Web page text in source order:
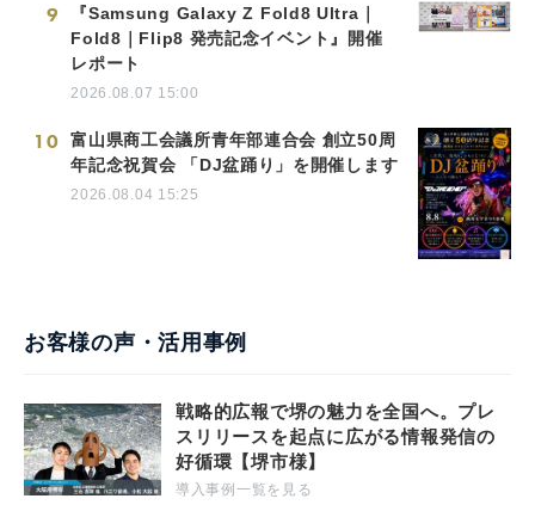
9
『Samsung Galaxy Z Fold8 Ultra｜
Fold8｜Flip8 発売記念イベント』開催
レポート
2026.08.07 15:00
10
富山県商工会議所青年部連合会 創立50周
年記念祝賀会 「DJ盆踊り」を開催します
2026.08.04 15:25
お客様の声・活用事例
戦略的広報で堺の魅力を全国へ。プレ
スリリースを起点に広がる情報発信の
好循環【堺市様】
導入事例一覧を見る